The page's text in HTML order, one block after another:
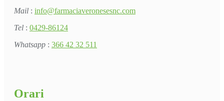
Mail : info@farmaciaveronesesnc.com
Tel : 0429-86124
Whatsapp : 366 42 32 511
Orari